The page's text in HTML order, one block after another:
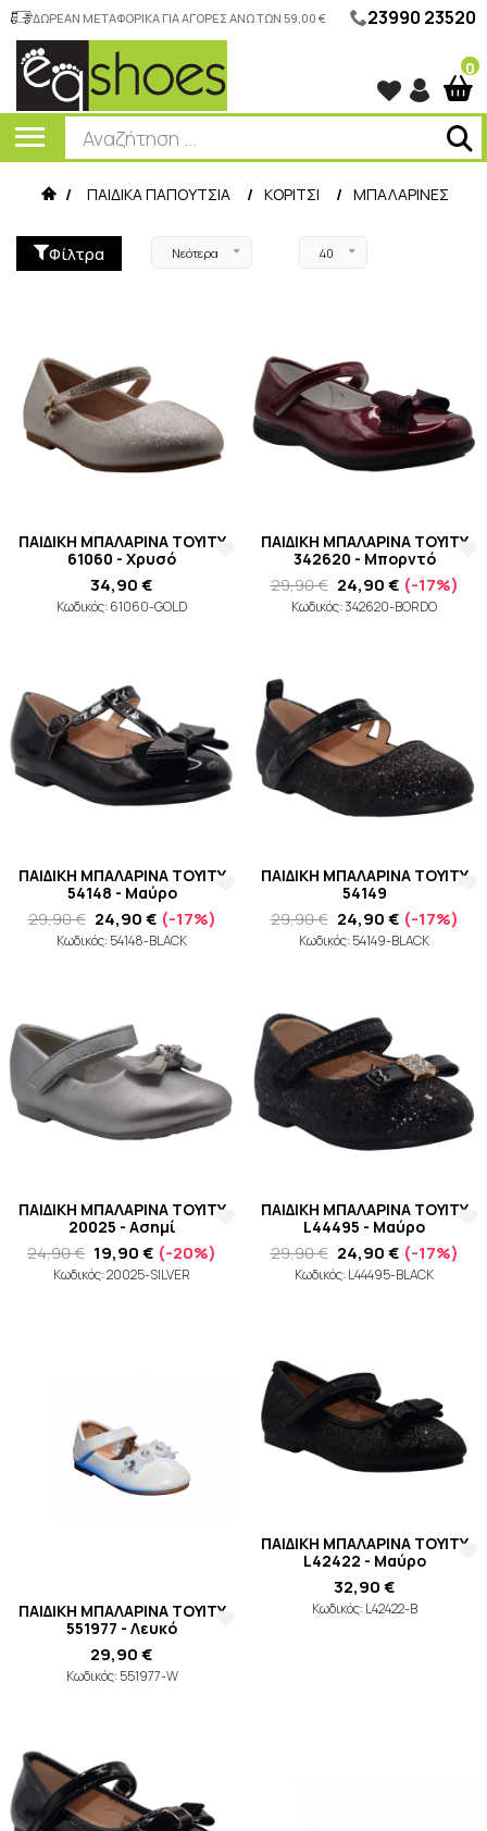
ΔΩΡΕΑΝ ΜΕΤΑΦΟΡΙΚΑ ΓΙΑ ΑΓΟΡΕΣ ΑΝΩ ΤΩΝ 59,00 € 23990 23520
0
/ ΠΑΙΔΙΚΑ ΠΑΠΟΥΤΣΙΑ / ΚΟΡΙΤΣΙ / ΜΠΑΛΑΡΙΝΕΣ
Φίλτρα Νεότερα 40
ΠΑΙΔΙΚΗ ΜΠΑΛΑΡΙΝΑ TOYITY
61060 - Χρυσό
34,90 €
Κωδικός: 61060-GOLD
ΠΑΙΔΙΚΗ ΜΠΑΛΑΡΙΝΑ TOYITY
342620 - Μπορντό
29,90 € 24,90 € (-17%)
Κωδικός: 342620-BORDO
ΠΑΙΔΙΚΗ ΜΠΑΛΑΡΙΝΑ TOYITY
54148 - Μαύρο
29,90 € 24,90 € (-17%)
Κωδικός: 54148-BLACK
ΠΑΙΔΙΚΗ ΜΠΑΛΑΡΙΝΑ TOYITY
54149
29,90 € 24,90 € (-17%)
Κωδικός: 54149-BLACK
ΠΑΙΔΙΚΗ ΜΠΑΛΑΡΙΝΑ TOYITY
20025 - Ασημί
24,90 € 19,90 € (-20%)
Κωδικός: 20025-SILVER
ΠΑΙΔΙΚΗ ΜΠΑΛΑΡΙΝΑ TOYITY
L44495 - Μαύρο
29,90 € 24,90 € (-17%)
Κωδικός: L44495-BLACK
ΠΑΙΔΙΚΗ ΜΠΑΛΑΡΙΝΑ TOYITY
551977 - Λευκό
29,90 €
Κωδικός: 551977-W
ΠΑΙΔΙΚΗ ΜΠΑΛΑΡΙΝΑ TOYITY
L42422 - Μαύρο
32,90 €
Κωδικός: L42422-B